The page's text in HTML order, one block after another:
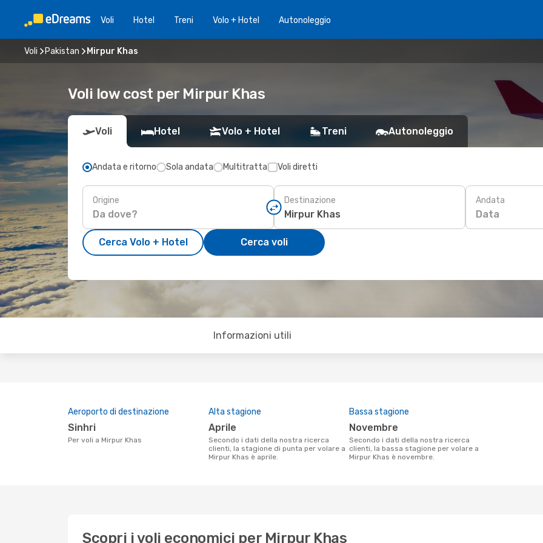
Voli Hotel Treni Volo + Hotel Autonoleggio
Voli Pakistan Mirpur Khas
Voli low cost per Mirpur Khas
Voli Hotel Volo + Hotel Treni Autonoleggio
Andata e ritorno Sola andata Multitratta Voli diretti
Origine Destinazione Andata
Data
Cerca Volo + Hotel Cerca voli
Informazioni utili
Aeroporto di destinazione
Sinhri
Per voli a Mirpur Khas
Alta stagione
aprile
Secondo i dati della nostra ricerca
clienti, la stagione di punta per volare a
Mirpur Khas è aprile.
Bassa stagione
novembre
Secondo i dati della nostra ricerca
clienti, la bassa stagione per volare a
Mirpur Khas è novembre.
Scopri i voli economici per Mirpur Khas